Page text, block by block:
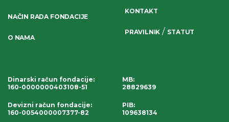
NAČIN RADA FONDACIJE
O NAMA
KONTAKT
PRAVILNIK / STATUT
Dinarski račun fondacije:
160-0000000403108-51
Devizni račun fondacije:
160-0054000007377-82
MB:
28829639
PIB:
109638134